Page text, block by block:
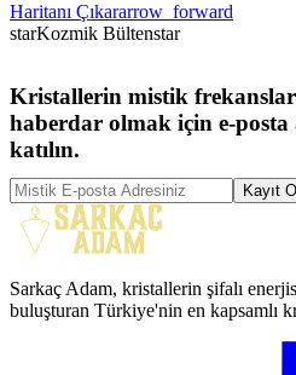
Haritanı Çıkararrow_forward
starKozmik Bültenstar
Kristallerin mistik
haberdar olmak için e-posta
katılın.
Kayıt Ol
Sarkaç Adam, kristallerin şifalı
buluşturan Türkiye'nin en kapsamlı